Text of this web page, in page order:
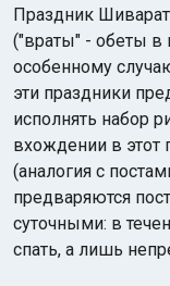
Праздник
("враты" - обеты в
особенному
эти праздники
исполнять набор
вхождении в этот
(аналогия с
предваряются
суточными: в
спать, а лишь